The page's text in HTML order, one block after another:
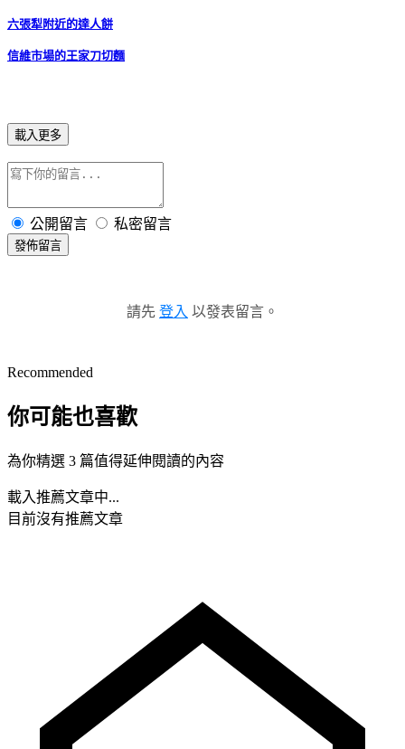
六張犁附近的達人餅
信維市場的王家刀切麵
載入更多
公開留言 私密留言
發佈留言
請先 登入 以發表留言。
Recommended
你可能也喜歡
為你精選 3 篇值得延伸閱讀的內容
載入推薦文章中...
目前沒有推薦文章